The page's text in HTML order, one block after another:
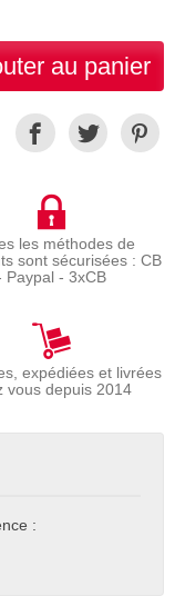
au panier
les méthodes de
sont sécurisées : CB
Paypal - 3xCB
expédiées et livrées
vous depuis 2014
: